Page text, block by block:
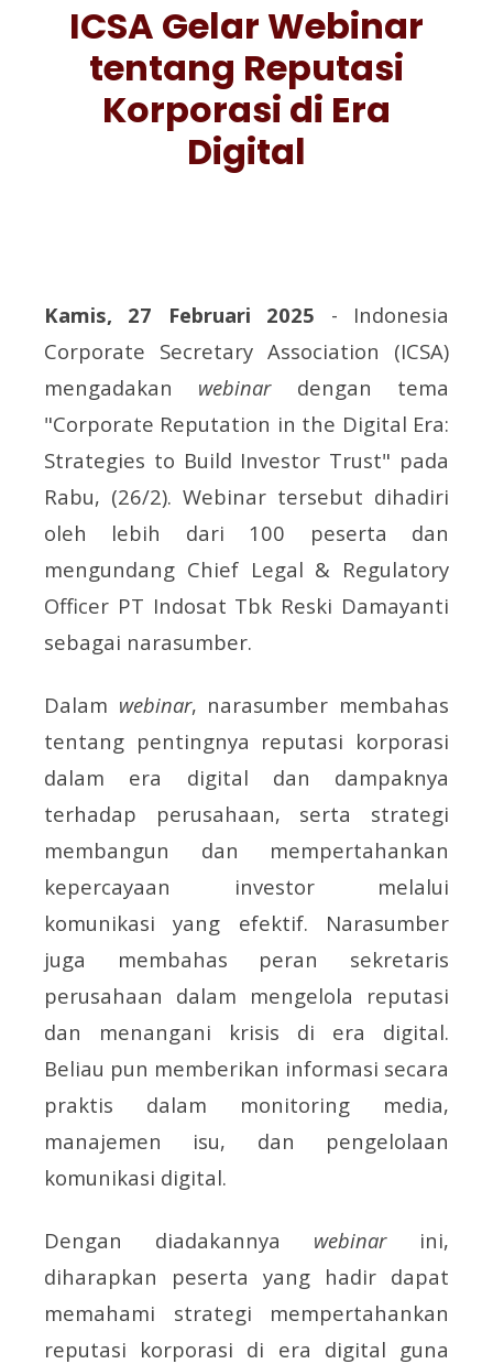
ICSA Gelar Webinar
tentang Reputasi
Korporasi di Era
Digital
Kamis, 27 Februari 2025 - Indonesia
Corporate Secretary Association (ICSA)
mengadakan webinardengan tema
"Corporate Reputation in the Digital Era:
Strategies to Build Investor Trust" pada
Rabu, (26/2). Webinar tersebut dihadiri
oleh lebih dari 100 peserta dan
mengundang Chief Legal & Regulatory
Officer PT Indosat Tbk Reski Damayanti
sebagai narasumber.
Dalam webinar, narasumber membahas
tentang pentingnya reputasi korporasi
dalam era digital dan dampaknya
terhadap perusahaan, serta strategi
membangun dan mempertahankan
kepercayaan investor melalui
komunikasi yang efektif. Narasumber
juga membahas peran sekretaris
perusahaan dalam mengelola reputasi
dan menangani krisis di era digital.
Beliau pun memberikan informasi secara
praktis dalam monitoring media,
manajemen isu, dan pengelolaan
komunikasi digital.
Dengan diadakannya webinarini,
diharapkan peserta yang hadir dapat
memahami strategi mempertahankan
reputasi korporasi di era digital guna